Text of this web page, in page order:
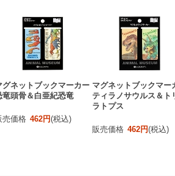
グネットブックマーカー
竜頭骨＆白亜紀恐竜
売価格 462円(税込)
マグネットブックマー
ティラノサウルス＆ト
ラトプス
販売価格 462円(税込)